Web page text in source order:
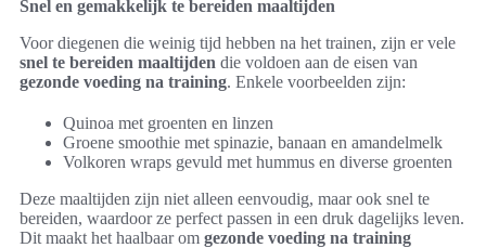
Snel en gemakkelijk te bereiden maaltijden
Voor diegenen die weinig tijd hebben na het trainen, zijn er vele
snel te bereiden maaltijden die voldoen aan de eisen van
gezonde voeding na training. Enkele voorbeelden zijn:
Quinoa met groenten en linzen
Groene smoothie met spinazie, banaan en amandelmelk
Volkoren wraps gevuld met hummus en diverse groenten
Deze maaltijden zijn niet alleen eenvoudig, maar ook snel te
bereiden, waardoor ze perfect passen in een druk dagelijks leven.
Dit maakt het haalbaar om gezonde voeding na training